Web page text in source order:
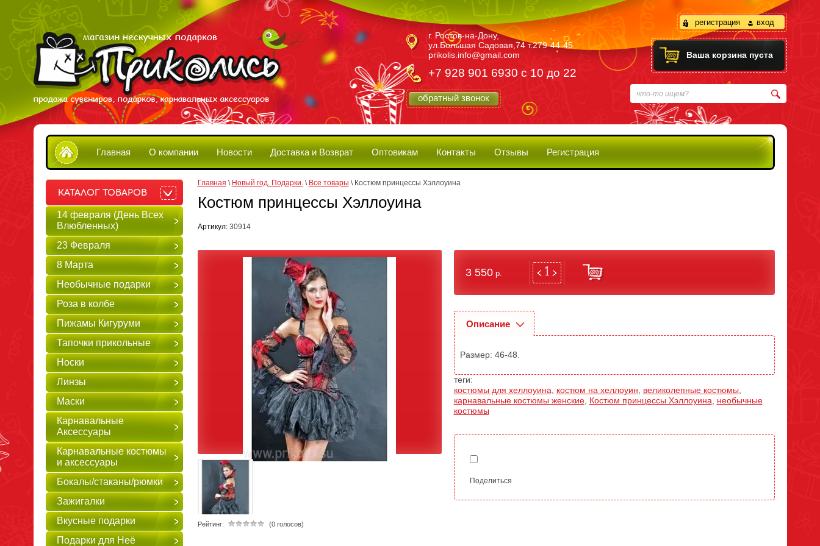
регистрация вход
Ваша корзина пуста
г. Ростов-на-Дону,
ул.Большая Садовая,74 т.279-44-45
prikolis.info@gmail.com
+7 928 901 6930 с 10 до 22
обратный звонок
Главная О компании Новости Доставка и Возврат Оптовикам Контакты Отзывы Регистрация
КАТАЛОГ ТОВАРОВ
14 февраля (День Всех
Влюбленных)
23 Февраля
8 Марта
Необычные подарки
Роза в колбе
Пижамы Кигуруми
Тапочки прикольные
Носки
Линзы
Маски
Карнавальные
Аксессуары
Карнавальные костюмы
и аксессуары
Бокалы/стаканы/рюмки
Зажигалки
Вкусные подарки
Подарки для Неё
Главная \ Новый год. Подарки. \ Все товары \ Костюм принцессы Хэллоуина
Костюм принцессы Хэллоуина
Артикул:30914
Рейтинг: (0 голосов)
3 550р.
Описание
Размер: 46-48.
теги:
костюмы для хеллоуина, костюм на хеллоуин, великолепные костюмы,
карнавальные костюмы женские, Костюм принцессы Хэллоуина, необычные
костюмы
Поделиться